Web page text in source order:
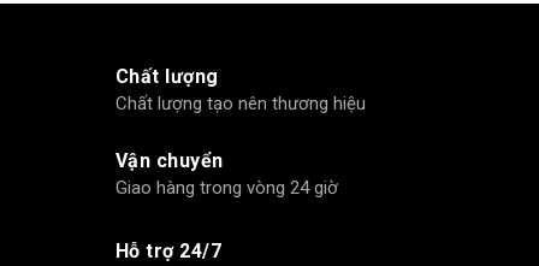
Chất lượng
Chất lượng tạo nên thương hiệu
Vận chuyển
Giao hàng trong vòng 24 giờ
Hỗ trợ 24/7